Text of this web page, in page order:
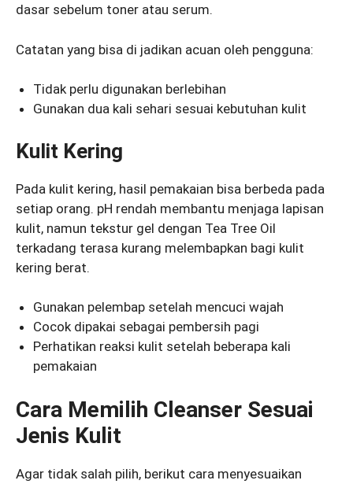
dasar sebelum toner atau serum.
Catatan yang bisa di jadikan acuan oleh pengguna:
Tidak perlu digunakan berlebihan
Gunakan dua kali sehari sesuai kebutuhan kulit
Kulit Kering
Pada kulit kering, hasil pemakaian bisa berbeda pada
setiap orang. pH rendah membantu menjaga lapisan
kulit, namun tekstur gel dengan Tea Tree Oil
terkadang terasa kurang melembapkan bagi kulit
kering berat.
Gunakan pelembap setelah mencuci wajah
Cocok dipakai sebagai pembersih pagi
Perhatikan reaksi kulit setelah beberapa kali
pemakaian
Cara Memilih Cleanser Sesuai
Jenis Kulit
Agar tidak salah pilih, berikut cara menyesuaikan